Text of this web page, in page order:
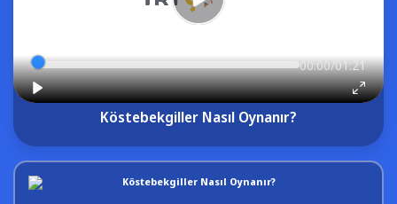
00:00/01:21
Köstebekgiller Nasıl Oynanır?
Köstebekgiller Nasıl Oynanır?